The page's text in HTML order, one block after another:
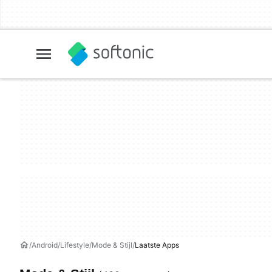
Android Lifestyle Mode & Stijl Laatste Apps